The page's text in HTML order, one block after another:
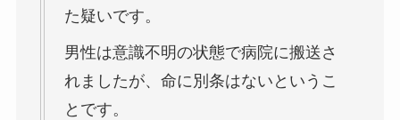
た疑いです。
男性は意識不明の状態で病院に搬送さ
れましたが、命に別条はないというこ
とです。